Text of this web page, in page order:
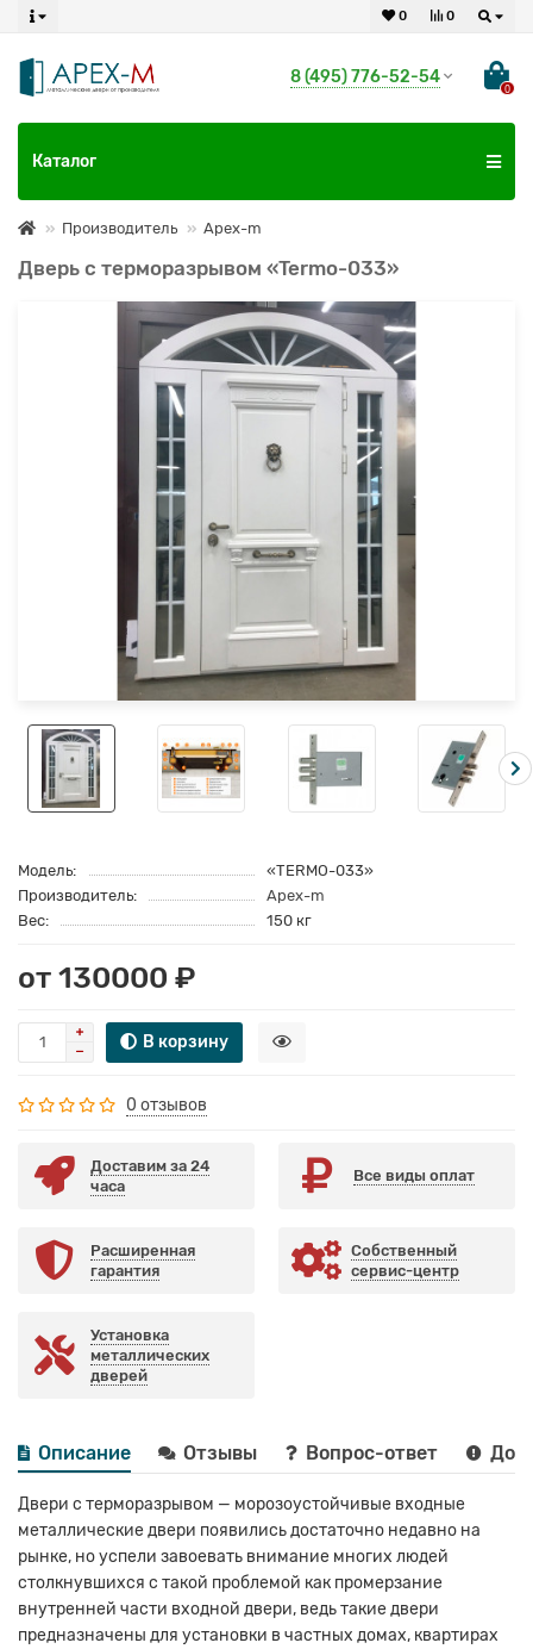
0
0
8 (495) 776-52-54
0
Каталог
Производитель Apex-m
Дверь с терморазрывом «Termo-033»
Модель:
«TERMO-033»
Производитель:
Apex-m
Вес:
150 кг
от 130000 ₽
В корзину
0 отзывов
Доставим за 24
часа
Все виды оплат
Расширенная
гарантия
Собственный
сервис-центр
Установка
металлических
дверей
Описание Отзывы Вопрос-ответ
Двери с терморазрывом — морозоустойчивые входные
металлические двери появились достаточно недавно на
рынке, но успели завоевать внимание многих людей
столкнувшихся с такой проблемой как промерзание
внутренней части входной двери, ведь такие двери
предназначены для установки в частных домах, квартирах